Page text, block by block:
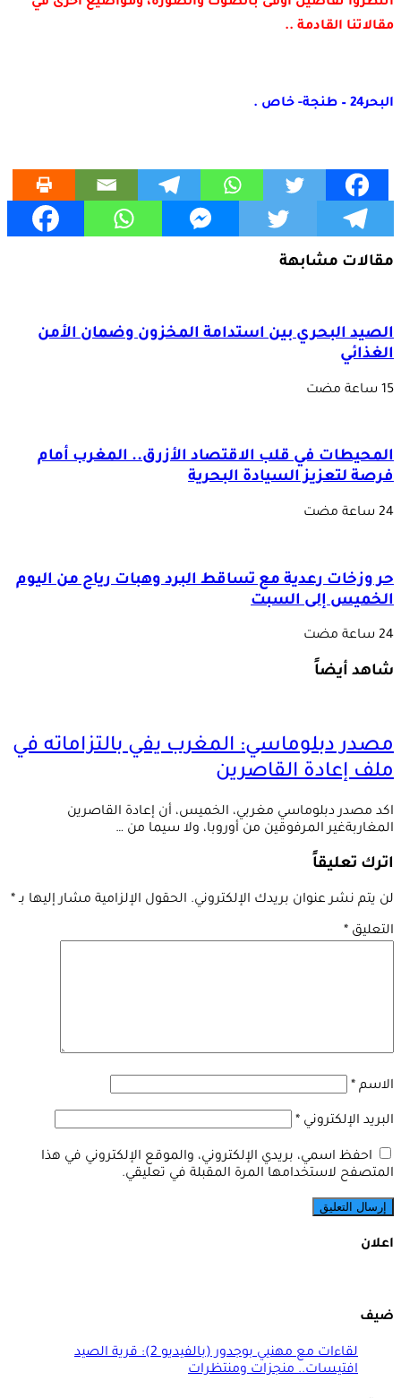
مقالاتنا القادمة ..
البحر24 – طنجة- خاص .
مقالات مشابهة
الصيد البحري بين استدامة المخزون وضمان الأمن
الغذائي
المحيطات في قلب الاقتصاد الأزرق.. المغرب أمام
فرصة لتعزيز السيادة البحرية
حر وزخات رعدية مع تساقط البرد وهبات رياح من اليوم
الخميس إلى السبت
شاهد أيضاً
مصدر دبلوماسي: المغرب يفي بالتزاماته في
ملف إعادة القاصرين
اكد مصدر دبلوماسي مغربي، الخميس، أن إعادة القاصرين
المغاربةغير المرفوقين من أوروبا، ولا سيما من …
اترك تعليقاً
لن يتم نشر عنوان بريدك الإلكتروني. الحقول الإلزامية مشار إليها بـ*
التعليق *
الاسم *
البريد الإلكتروني *
احفظ اسمي، بريدي الإلكتروني، والموقع الإلكتروني في هذا
المتصفح لاستخدامها المرة المقبلة في تعليقي.
اعلان
ضيف
لقاءات مع مهنيي بوجدور (بالفيديو 2): قرية الصيد
افتيسات.. منجزات ومنتظرات